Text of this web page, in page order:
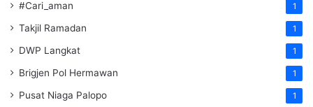
#Cari_aman 1
Takjil Ramadan 1
DWP Langkat 1
Brigjen Pol Hermawan 1
Pusat Niaga Palopo 1